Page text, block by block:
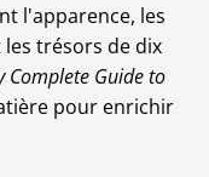
l'apparence, les
trésors de dix
Complete Guide to
pour enrichir